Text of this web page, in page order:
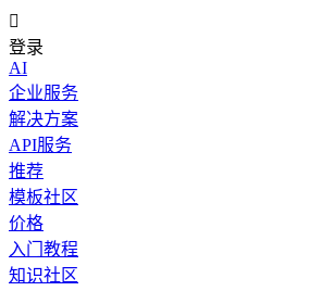

登录
AI
企业服务
解决方案
API服务
推荐
模板社区
价格
入门教程
知识社区